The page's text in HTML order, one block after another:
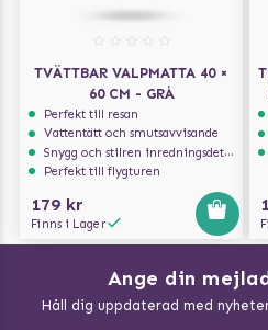
TVÄTTBAR VALPMATTA 40 ×
60 CM - GRÅ
Perfekt till resan
Vattentätt och smutsavvisande
Snygg och stilren inredningsdetalj
Perfekt till flygturen
179 kr
Finns i Lager
Ange din
Håll dig uppdaterad med
Vad kan hundar äta?